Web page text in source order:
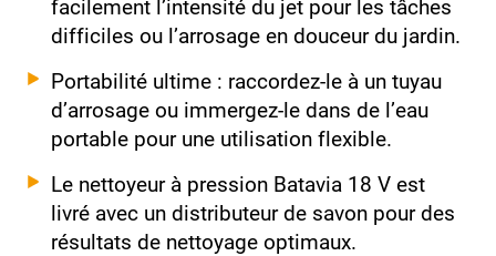
facilement l’intensité du jet pour les tâches
difficiles ou l’arrosage en douceur du jardin.
Portabilité ultime : raccordez-le à un tuyau
d’arrosage ou immergez-le dans de l’eau
portable pour une utilisation flexible.
Le nettoyeur à pression Batavia 18 V est
livré avec un distributeur de savon pour des
résultats de nettoyage optimaux.